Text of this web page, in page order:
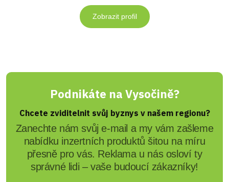
Zobrazit profil
Podnikáte na Vysočině?
Chcete zviditelnit svůj byznys v našem regionu?
Zanechte nám svůj e-mail a my vám zašleme
nabídku inzertních produktů šitou na míru
přesně pro vás. Reklama u nás osloví ty
správné lidi – vaše budoucí zákazníky!